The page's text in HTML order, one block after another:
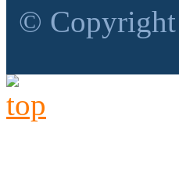
© Copyright